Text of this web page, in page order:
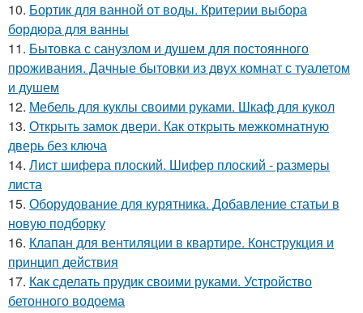
10. Бортик для ванной от воды. Критерии выбора
бордюра для ванны
11. Бытовка с санузлом и душем для постоянного
проживания. Дачные бытовки из двух комнат с туалетом
и душем
12. Мебель для куклы своими руками. Шкаф для кукол
13. Открыть замок двери. Как открыть межкомнатную
дверь без ключа
14. Лист шифера плоский. Шифер плоский - размеры
листа
15. Оборудование для курятника. Добавление статьи в
новую подборку
16. Клапан для вентиляции в квартире. Конструкция и
принцип действия
17. Как сделать прудик своими руками. Устройство
бетонного водоема